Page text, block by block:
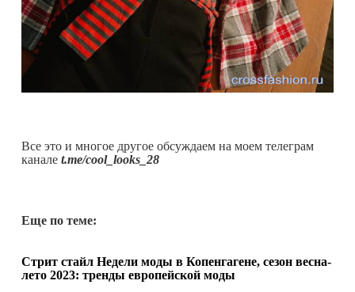
Все это и многое другое обсуждаем на моем телеграм
канале t.me/cool_looks_28
Еще по теме:
Стрит стайл Недели моды в Копенгагене, сезон весна-
лето 2023: тренды европейской моды